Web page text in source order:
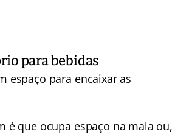
para bebidas
espaço para encaixar as
é que ocupa espaço na mala ou,